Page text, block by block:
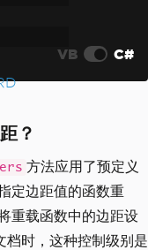
h1>
PDF
VB C#
？
方法应用了预定义
定边距值的函数重
重载函数中的边距设
时，这种控制级别是